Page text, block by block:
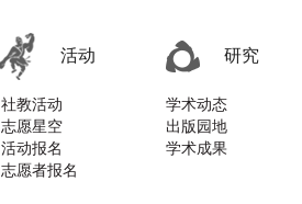
活动
社教活动
志愿星空
活动报名
志愿者报名
研究
学术动态
出版园地
学术成果